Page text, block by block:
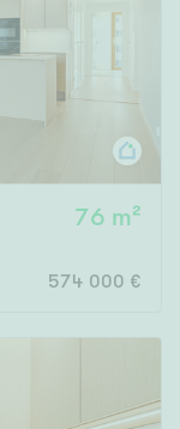
76 m²
574 000 €